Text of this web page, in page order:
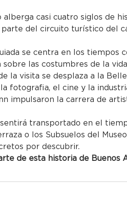
casi cuatro siglos de
del circuito turístico del
se centra en los tiempos
las costumbres de la
la visita se desplaza a la
fotografia, el cine y la
impulsaron la carrera de
transportado en el
o los Subsuelos del
por descubrir.
de esta historia de Buenos